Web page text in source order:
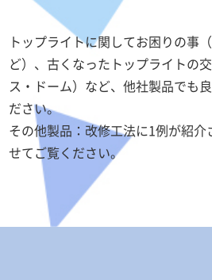
トップライトに関してお困りの事
ど）、古くなったトップライトの
ス・ドーム）など、他社製品でも
ださい。
その他製品：改修工法に1例が紹
せてご覧ください。